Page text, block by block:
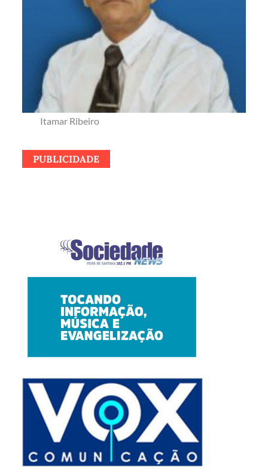
Itamar Ribeiro
PUBLICIDADE